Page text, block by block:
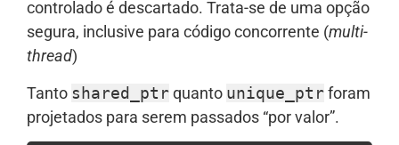
controlado é descartado. Trata-se de uma opção
segura, inclusive para código concorrente (multi-
thread)
Tanto shared_ptrquanto unique_ptrforam
projetados para serem passados “por valor”.